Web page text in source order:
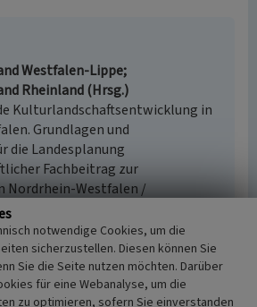
Westfalen-Lippe;
Rheinland (Hrsg.)
Kulturlandschaftsentwicklung in
Grundlagen und
die Landesplanung
Fachbeitrag zur
Nordrhein-Westfalen /
Kulturellen Erbe in der
81, Münster u. Köln. Online
Kulturlandschaftlicher
, abgerufen am 13.10.2025
notwendige Cookies, um die
sicherzustellen. Diesen können Sie
Sie die Seite nutzen möchten. Darüber
für eine Webanalyse, um die
zu optimieren, sofern Sie einverstanden